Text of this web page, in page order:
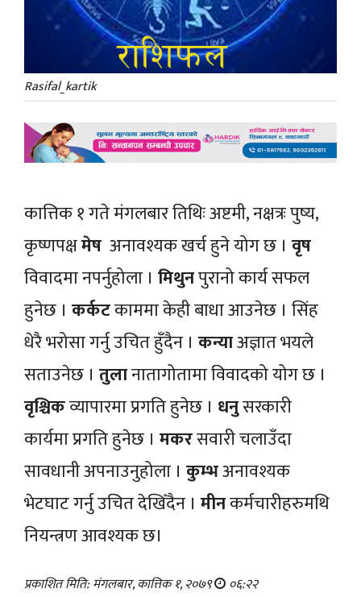
Rasifal_kartik
कात्तिक १ गते मंगलबार तिथिः अष्टमी, नक्षत्रः पुष्य,
कृष्णपक्षमेष अनावश्यक खर्च हुने योग छ । वृष
विवादमा नपर्नुहोला । मिथुनपुरानो कार्य सफल
हुनेछ । कर्कटकाममा केही बाधा आउनेछ । सिंह
धेरै भरोसा गर्नु उचित हुँदैन । कन्याअज्ञात भयले
सताउनेछ । तुलानातागोतामा विवादको योग छ ।
वृश्चिकव्यापारमा प्रगति हुनेछ । धनुसरकारी
कार्यमा प्रगति हुनेछ । मकरसवारी चलाउँदा
सावधानी अपनाउनुहोला । कुम्भअनावश्यक
भेटघाट गर्नु उचित देखिँदैन । मीनकर्मचारीहरुमथि
नियन्त्रण आवश्यक छ।
प्रकाशित मिति: मंगलबार, कात्तिक १, २०७९ ०६:२२